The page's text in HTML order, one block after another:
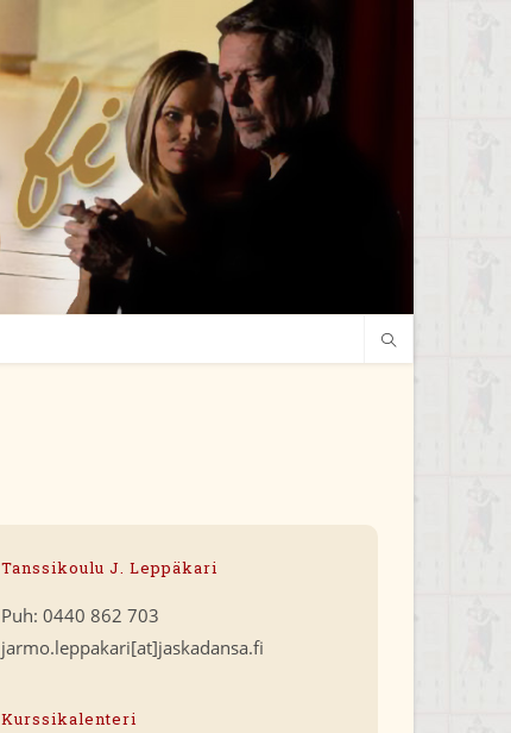
Tanssikoulu J. Leppäkari
Puh: 0440 862 703
jarmo.leppakari[at]jaskadansa.fi
Kurssikalenteri